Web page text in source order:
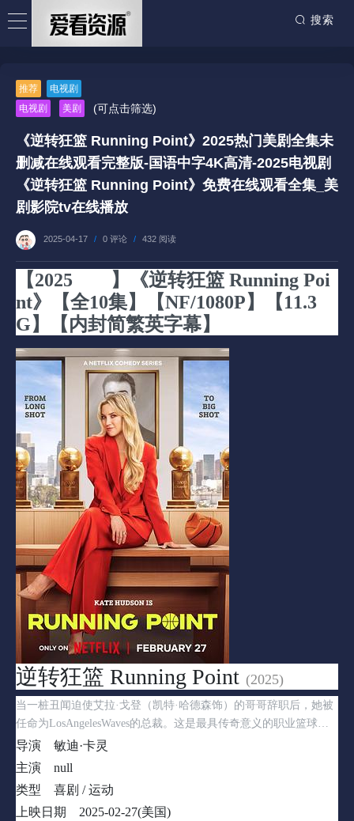
搜索
推荐
电视剧
电视剧
美剧 (可点击筛选)
《逆转狂篮 Running Point》2025热门美剧全集未
删减在线观看完整版-国语中字4K高清-2025电视剧
《逆转狂篮 Running Point》免费在线观看全集_美
剧影院tv在线播放
2025-04-17 / 0 评论 / 432 阅读
【2025
】《逆转狂篮 Running Poi
nt》【全10集】【NF/1080P】【11.3
G】【内封简繁英字幕】
逆转狂篮 Running Point (2025)
当一桩丑闻迫使艾拉·戈登（凯特·哈德森饰）的哥哥辞职后，她被
任命为LosAngelesWaves的总裁。这是最具传奇意义的职业篮球球
队之一，也是她的家族企业。伊丝拉雄心勃勃，却经常被忽视。她
必须向持怀疑态度的兄弟们、董事会和更广泛的体育界证明自己是
这份工作的正确人选。《男篮女主》由热门制作团队敏迪·卡灵、
伊克·巴里霍尔兹和大卫·斯塔森打造，为逆袭喜剧注入了大胆的新
元素。这部10集剧集的主演阵容还包括布兰达·宋、德鲁·塔弗、斯
导演
敏迪·卡灵
主演
null
类型
喜剧 / 运动
上映日期
2025-02-27(美国)